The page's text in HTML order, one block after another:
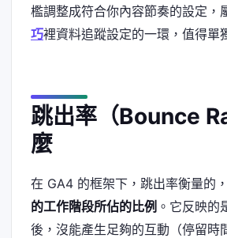
檻調整成符合你內容節奏的設定，
巧裡資料追蹤設定的一環，值得單
跳出率（Bounce
麼
在 GA4 的框架下，跳出率衡量的
的工作階段所佔的比例 。它反映的
後，沒能產生足夠的互動（停留時